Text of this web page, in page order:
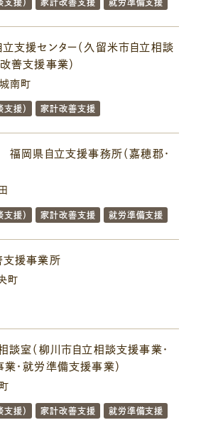
支援） 家計改善支援 就労準備支援
支援センター（久留米市自立相談
善支援事業）
南町
支援） 家計改善支援
福岡県自立支援事務所（嘉穂郡・
支援） 家計改善支援 就労準備支援
支援事業所
町
談室（柳川市自立相談支援事業・
・就労準備支援事業）
支援） 家計改善支援 就労準備支援